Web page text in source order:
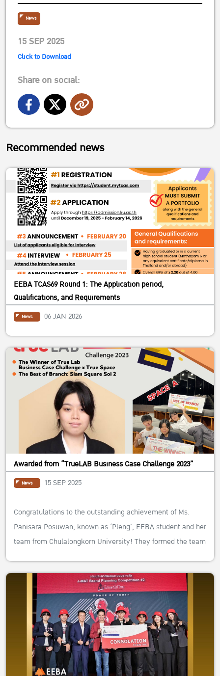
News
15 SEP 2025
Click to Download
Share on social:
Recommended news
EEBA TCAS69 Round 1: The Application period,
Qualifications, and Requirements
News 06 JAN 2026
Awarded from “TrueLAB Business Case Challenge 2023”
News 15 SEP 2025
Congratulations to the outstanding achievement of Ms.
Panisara Posuwan, known as ‘Pleng’, EEBA student and her
team from Chulalongkorn University! They formed the team
Challenge 2023”.
They got awards:“The Winner of True Lab Business Case
Challenge x True Space”and the winner in
“Best of Branch:
Siam Square Soi 2”.
We feel proud and commends the ability to successfully
overcome multiple competing teams.”